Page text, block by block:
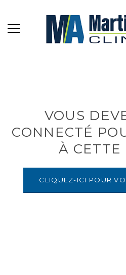
VOUS
CONNECTÉ
À CETTE
CLIQUEZ-ICI POUR